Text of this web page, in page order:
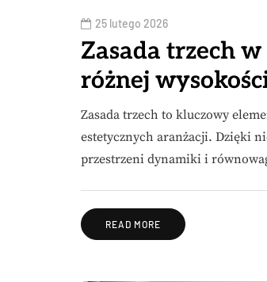
25 lutego 2026
Zasada trzech
różnej
Zasada trzech to kluczowy
estetycznych aranżacji. Dzięki
przestrzeni dynamiki i
READ MORE